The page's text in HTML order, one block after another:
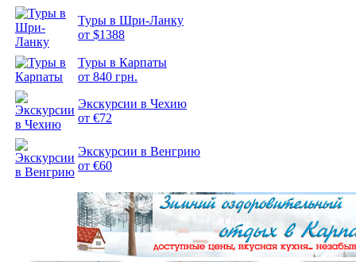
Туры в Шри-Ланку
от $1388
Туры в Карпаты
от 840 грн.
Экскурсии в Чехию
от €72
Экскурсии в Венгрию
от €60